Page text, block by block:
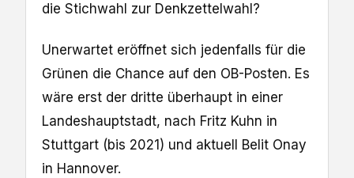
die Stichwahl zur Denkzettelwahl?
Unerwartet eröffnet sich jedenfalls für die
Grünen die Chance auf den OB-Posten. Es
wäre erst der dritte überhaupt in einer
Landeshauptstadt, nach Fritz Kuhn in
Stuttgart (bis 2021) und aktuell Belit Onay
in Hannover.